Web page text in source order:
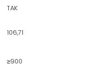
TAK
106,71
≥900